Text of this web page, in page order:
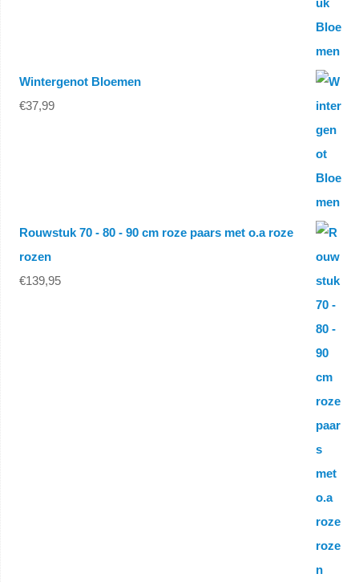
Wintergenot Bloemen
€37,99
Rouwstuk 70 - 80 - 90 cm roze paars met o.a roze
rozen
€139,95